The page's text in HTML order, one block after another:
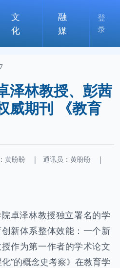
文
化
融
媒
登
录
泽林教授、彭茜
威期刊 《教育
黄盼盼 | 通讯员： 黄盼盼
|
卓泽林教授独立署名的学
新体系整体效能：一个新
作为第一作者的学术论文
化”的概念史考察》在教育学